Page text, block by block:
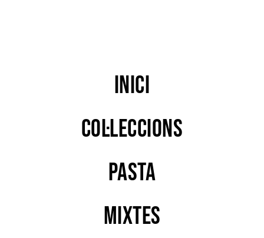
Inici
Col·leccions
PASTA
MIXTES